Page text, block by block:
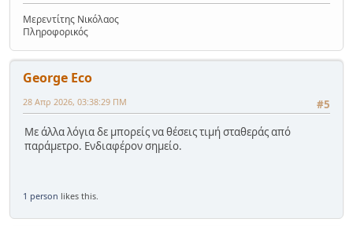
ΠΡΑΓΜΑΤΙΚΕΣ: Α[10], Σ
ΑΡΧΗ
Σ <-
ΓΙΑ i ΑΠΟ 1 ΜΕΧΡΙ Ν
Σ <- Σ + Α[i]
ΤΕΛΟΣ_ΕΠΑΝΑΛΗΨΗΣ
Μερεντίτης Νικόλαος
Πληροφορικός
George Eco
#5
28 Απρ 2026, 03:38:29 ΠΜ
Με άλλα λόγια δε μπορείς να θέσεις τιμή σταθεράς από
παράμετρο. Ενδιαφέρον σημείο.
1 person likes this.